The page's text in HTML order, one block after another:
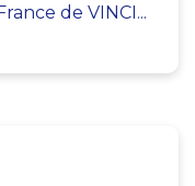
de VINCI...